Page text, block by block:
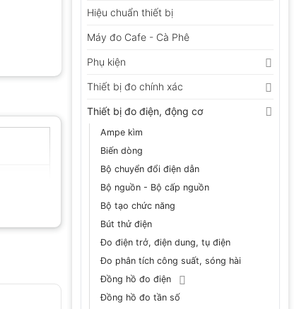
Hiệu chuẩn thiết bị
Máy đo Cafe - Cà Phê
Phụ kiện
Thiết bị đo chính xác
Thiết bị đo điện, động cơ
Ampe kìm
Biến dòng
Bộ chuyển đổi điện dẫn
Bộ nguồn - Bộ cấp nguồn
Bộ tạo chức năng
Bút thử điện
Đo điện trở, điện dung, tụ điện
Đo phân tích công suất, sóng hài
Đồng hồ đo điện
Đồng hồ đo tần số